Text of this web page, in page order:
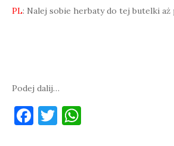
PL: Nalej sobie herbaty do tej butelki aż
Podej dalij…
F T W